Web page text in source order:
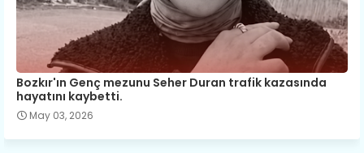
Bozkır'ın Genç mezunu Seher Duran trafik kazasında
hayatını kaybetti.
May 03, 2026